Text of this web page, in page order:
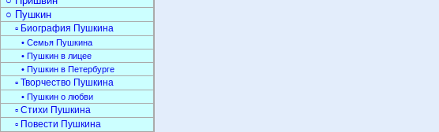
○ Пушкин
▫ Биография Пушкина
• Семья Пушкина
• Пушкин в лицее
• Пушкин в Петербурге
▫ Творчество Пушкина
• Пушкин о любви
▫ Стихи Пушкина
▫ Повести Пушкина